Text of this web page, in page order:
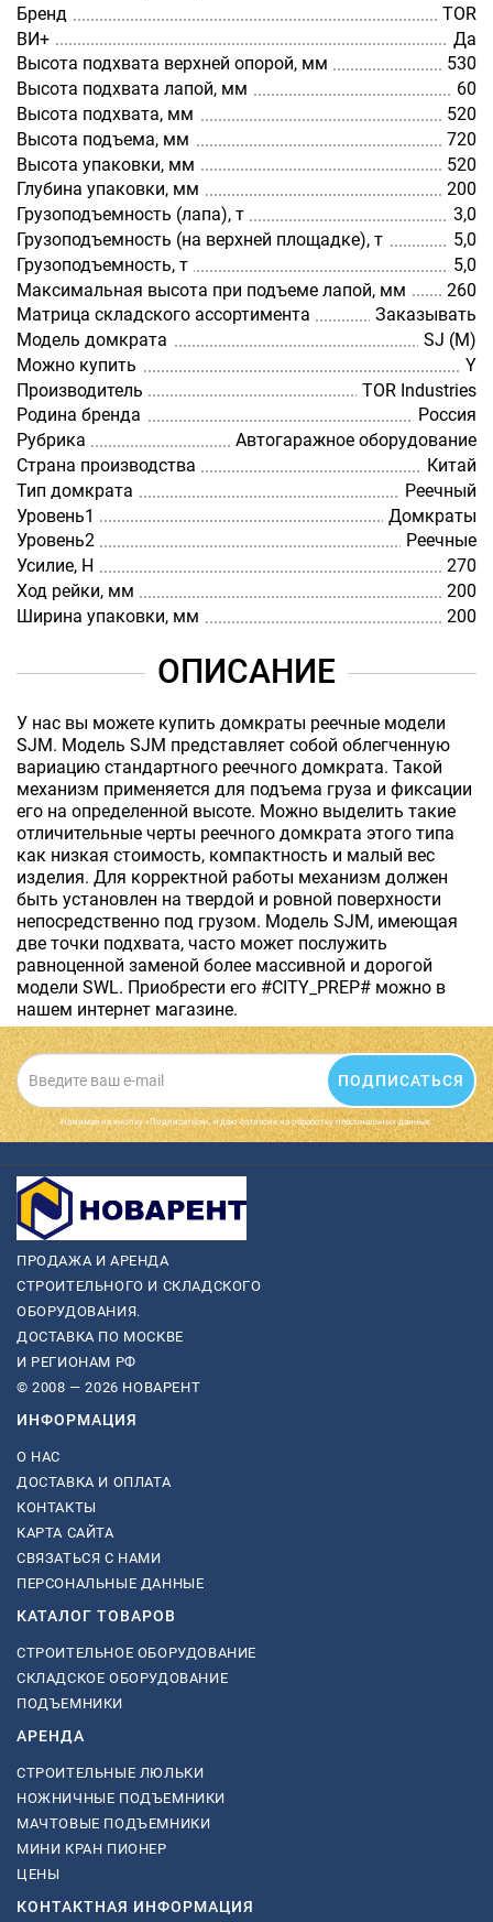
Бренд
TOR
ВИ+
Да
Высота подхвата верхней опорой, мм
530
Высота подхвата лапой, мм
60
Высота подхвата, мм
520
Высота подъема, мм
720
Высота упаковки, мм
520
Глубина упаковки, мм
200
Грузоподъемность (лапа), т
3,0
Грузоподъемность (на верхней площадке), т
5,0
Грузоподъемность, т
5,0
Максимальная высота при подъеме лапой, мм
260
Матрица складского ассортимента
Заказывать
Модель домкрата
SJ (M)
Можно купить
Y
Производитель
TOR Industries
Родина бренда
Россия
Рубрика
Автогаражное оборудование
Страна производства
Китай
Тип домкрата
Реечный
Уровень1
Домкраты
Уровень2
Реечные
Усилие, Н
270
Ход рейки, мм
200
Ширина упаковки, мм
200
ОПИСАНИЕ
У нас вы можете купить домкраты реечные модели
SJM. Модель SJM представляет собой облегченную
вариацию стандартного реечного домкрата. Такой
механизм применяется для подъема груза и фиксации
его на определенной высоте. Можно выделить такие
отличительные черты реечного домкрата этого типа
как низкая стоимость, компактность и малый вес
изделия. Для корректной работы механизм должен
быть установлен на твердой и ровной поверхности
непосредственно под грузом. Модель SJM, имеющая
две точки подхвата, часто может послужить
равноценной заменой более массивной и дорогой
модели SWL. Приобрести его #CITY_PREP# можно в
нашем интернет магазине.
ПОДПИСАТЬСЯ
Нажимая на кнопку «Подписаться», я даю cогласие на обработку персональных данных.
ПРОДАЖА И АРЕНДА
СТРОИТЕЛЬНОГО И СКЛАДСКОГО
ОБОРУДОВАНИЯ.
ДОСТАВКА ПО МОСКВЕ
И РЕГИОНАМ РФ
© 2008 — 2026 НОВАРЕНТ
ИНФОРМАЦИЯ
О НАС
ДОСТАВКА И ОПЛАТА
КОНТАКТЫ
КАРТА САЙТА
СВЯЗАТЬСЯ С НАМИ
ПЕРСОНАЛЬНЫЕ ДАННЫЕ
КАТАЛОГ ТОВАРОВ
СТРОИТЕЛЬНОЕ ОБОРУДОВАНИЕ
СКЛАДСКОЕ ОБОРУДОВАНИЕ
ПОДЪЕМНИКИ
АРЕНДА
СТРОИТЕЛЬНЫЕ ЛЮЛЬКИ
НОЖНИЧНЫЕ ПОДЪЕМНИКИ
МАЧТОВЫЕ ПОДЪЕМНИКИ
МИНИ КРАН ПИОНЕР
ЦЕНЫ
КОНТАКТНАЯ ИНФОРМАЦИЯ